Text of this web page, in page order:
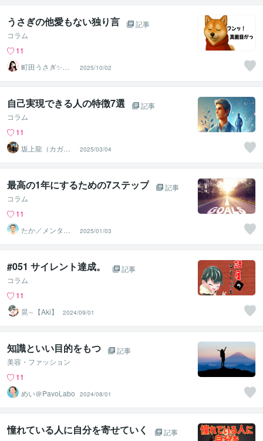
うさぎの他愛もない独り言
記事
コラム
11
町田うさぎ✨閃
光の幸せ届け人
♡怪談師⛩️
2025/10/02
自己実現できる人の特徴7選
記事
コラム
11
坂上龍（カガ
リ）＠心の万事
屋
2025/03/04
最高の1年にするための7ステップ
記事
コラム
11
たか／メンタル
パートナー
2025/01/03
#051 サイレント達成。
記事
コラム
11
晃∼【Aki】
2024/09/01
知識といい目的をもつ
記事
美容・ファッション
11
めい＠PavoLabo
2024/08/01
憧れている人に自分を寄せていく
記事